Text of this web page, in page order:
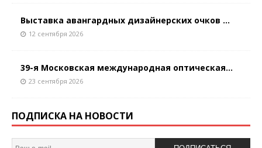
Выставка авангардных дизайнерских очков ...
12 сентября 2026
39-я Московская международная оптическая...
23 сентября 2026
ПОДПИСКА НА НОВОСТИ